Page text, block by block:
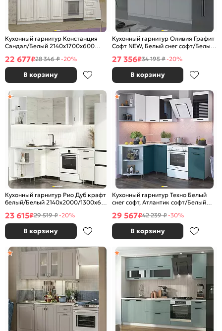
Кухонный гарнитур Констанция
Сандал/Белый 2140x1700x600
22 677₽28 346 ₽-20%
В корзину
Кухонный гарнитур Оливия Графит
Софт NEW, Белый снег софт/Белый
27 356₽34 195 ₽-20%
В корзину
Кухонный гарнитур Рио Дуб крафт
белый/Белый 2140x2000/1300x600
23 615₽29 519 ₽-20%
В корзину
Кухонный гарнитур Техно Белый
снег софт, Атлантик софт/Белый
29 567₽42 239 ₽-30%
В корзину